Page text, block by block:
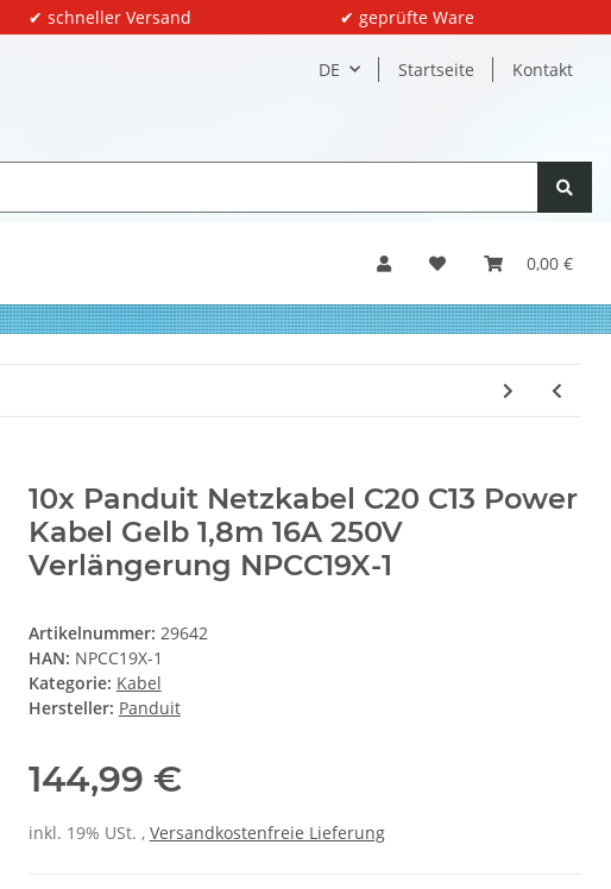
✔ schneller Versand ✔ geprüfte Ware
DE Startseite Kontakt
0,00 €
10x Panduit Netzkabel C20 C13 Power
Kabel Gelb 1,8m 16A 250V
Verlängerung NPCC19X-1
Artikelnummer: 29642
HAN: NPCC19X-1
Kategorie: Kabel
Hersteller: Panduit
144,99 €
inkl. 19% USt. , Versandkostenfreie Lieferung